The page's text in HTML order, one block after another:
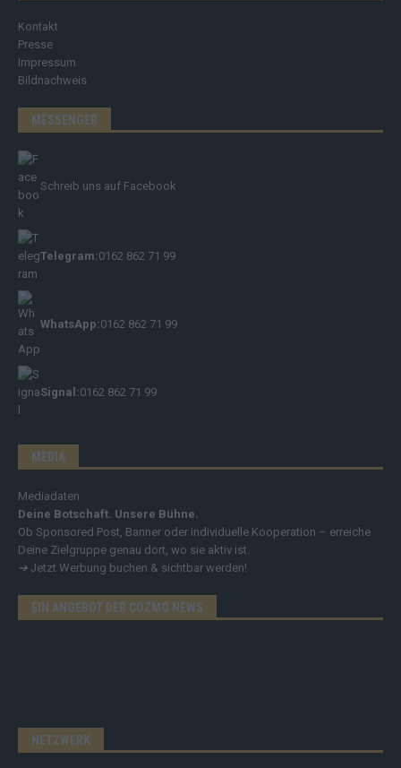
Kontakt
Presse
Impressum
Bildnachweis
MESSENGER
Schreib uns auf Facebook
Telegram:0162 862 71 99
WhatsApp:0162 862 71 99
Signal:0162 862 71 99
MEDIA
Mediadaten
Deine Botschaft. Unsere Bühne.
Ob Sponsored Post, Banner oder individuelle Kooperation – erreiche
Deine Zielgruppe genau dort, wo sie aktiv ist.
➔ Jetzt Werbung buchen & sichtbar werden!
EIN ANGEBOT DER COZMO NEWS
NETZWERK